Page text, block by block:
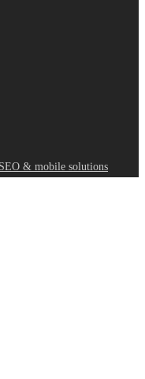
& mobile solutions